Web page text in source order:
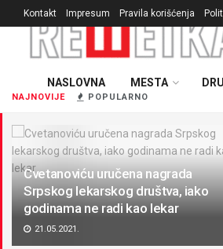
NAJNOVIJE POPULARNO
Cvetanoviću uručena nagrada
Srpskog lekarskog društva, iako
godinama ne radi kao lekar
21.05.2021.
Kontakt Impresum Pravila korišćenja
NASLOVNA MESTA